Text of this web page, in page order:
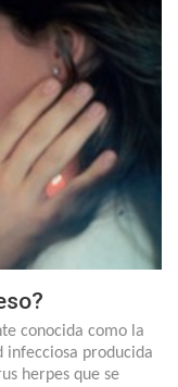
conocida como la
infecciosa producida
herpes que se